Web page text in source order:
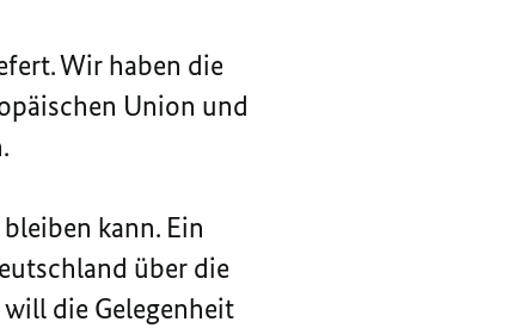
Wir haben die
Union und
kann. Ein
über die
die Gelegenheit